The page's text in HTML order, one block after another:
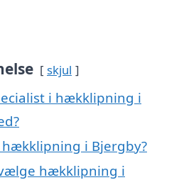
skjul
i hækklipning i
i Bjergby?
hækklipning i